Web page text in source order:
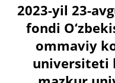
2023-yil 23-
fondi
ommaviy
universiteti